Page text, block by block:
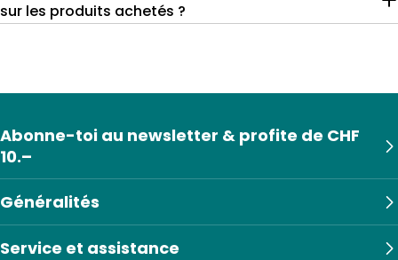
sur les produits achetés ?
Généralités
Service et assistance
Abonne-toi au newsletter & profite de CHF
10.–